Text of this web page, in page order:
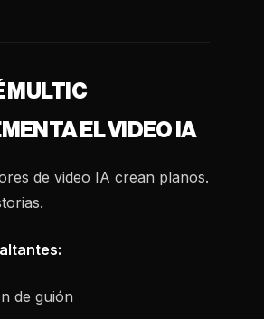
MULTIC
EL VIDEO IA
de video IA crean planos.
de guión